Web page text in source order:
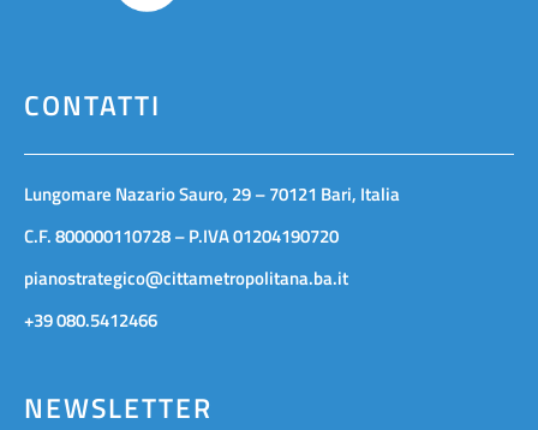
CONTATTI
Lungomare Nazario Sauro, 29 – 70121 Bari, Italia
C.F. 800000110728 – P.IVA 01204190720
pianostrategico@cittametropolitana.ba.it
+39 080.5412466
NEWSLETTER